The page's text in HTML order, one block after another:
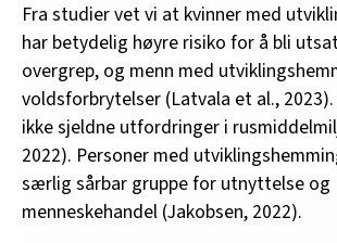
Fra studier vet vi at kvinner med
har betydelig høyre risiko for å bli
overgrep, og menn med
voldsforbrytelser (Latvala et al.,
ikke sjeldne utfordringer i
2022). Personer med
særlig sårbar gruppe for utnyttelse og
menneskehandel (Jakobsen, 2022).